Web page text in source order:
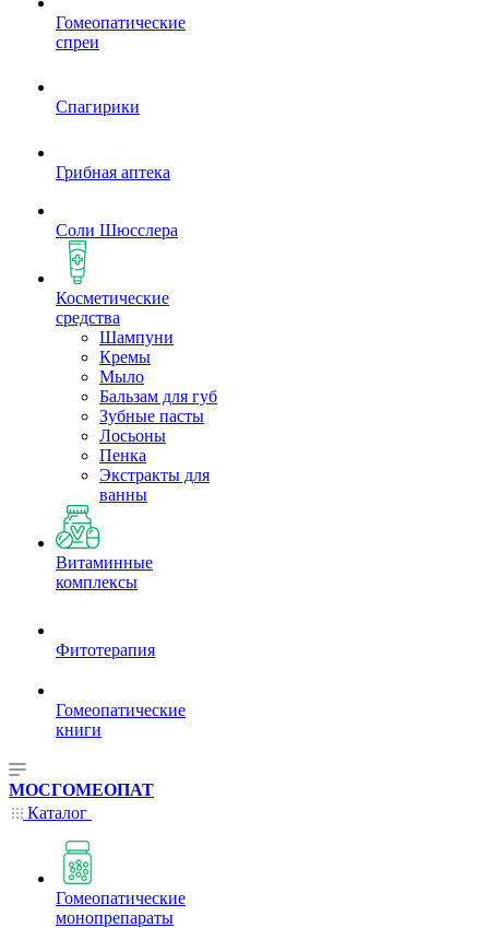
Гомеопатические
спреи
Спагирики
Грибная аптека
Соли Шюсслера
Косметические
средства
Шампуни
Кремы
Мыло
Бальзам для губ
Зубные пасты
Лосьоны
Пенка
Экстракты для
ванны
Витаминные
комплексы
Фитотерапия
Гомеопатические
книги
МОСГОМЕОПАТ
Каталог
Гомеопатические
монопрепараты